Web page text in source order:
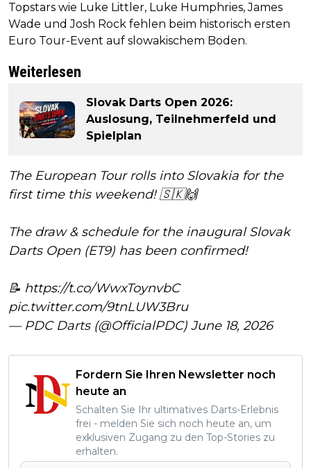
Topstars wie Luke Littler, Luke Humphries, James
Wade und Josh Rock fehlen beim historisch ersten
Euro Tour-Event auf slowakischem Boden.
Weiterlesen
Slovak Darts Open 2026:
Auslosung, Teilnehmerfeld und
Spielplan
The European Tour rolls into Slovakia for the
first time this weekend! 🇸🇰🙌
The draw & schedule for the inaugural Slovak
Darts Open (ET9) has been confirmed!
📝 https://t.co/WwxToynvbC
pic.twitter.com/9tnLUW3Bru
— PDC Darts (@OfficialPDC) June 18, 2026
Fordern Sie Ihren Newsletter noch
heute an
Schalten Sie Ihr ultimatives Darts-Erlebnis
frei - melden Sie sich noch heute an, um
exklusiven Zugang zu den Top-Stories zu
erhalten.